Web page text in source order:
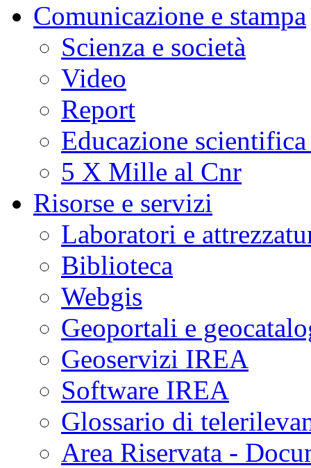
Comunicazione e stampa
Scienza e società
Video
Report
Educazione
5 X Mille al Cnr
Risorse e servizi
Laboratori e
Biblioteca
Webgis
Geoportali e
Geoservizi IREA
Software IREA
Glossario di
Area Riservata -